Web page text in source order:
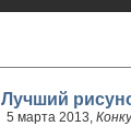
Лучший
5 марта 2013,